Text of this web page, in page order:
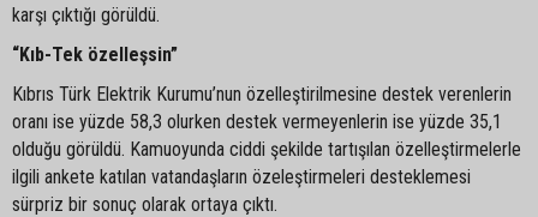
karşı çıktığı görüldü.
“Kıb-Tek özelleşsin”
Kıbrıs Türk Elektrik Kurumu’nun özelleştirilmesine destek verenlerin
oranı ise yüzde 58,3 olurken destek vermeyenlerin ise yüzde 35,1
olduğu görüldü. Kamuoyunda ciddi şekilde tartışılan özelleştirmelerle
ilgili ankete katılan vatandaşların özeleştirmeleri desteklemesi
sürpriz bir sonuç olarak ortaya çıktı.